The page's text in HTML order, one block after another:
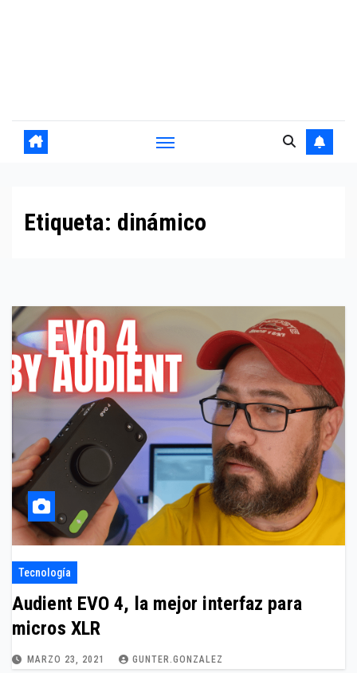
Etiqueta: dinámico
Tecnología
Audient EVO 4, la mejor interfaz para
micros XLR
MARZO 23, 2021 GUNTER.GONZALEZ